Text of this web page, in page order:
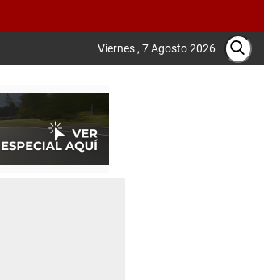
Viernes , 7 Agosto 2026